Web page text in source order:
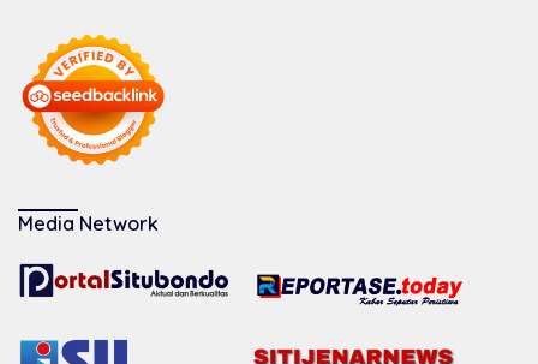
Media Network